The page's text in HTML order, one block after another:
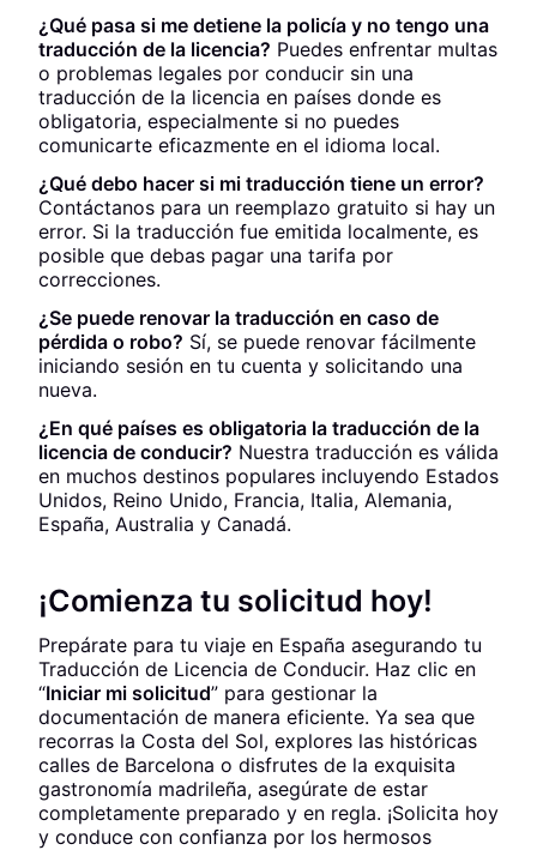
¿Qué pasa si me detiene la policía y no tengo una
traducción de la licencia? Puedes enfrentar multas
o problemas legales por conducir sin una
traducción de la licencia en países donde es
obligatoria, especialmente si no puedes
comunicarte eficazmente en el idioma local.
¿Qué debo hacer si mi traducción tiene un error?
Contáctanos para un reemplazo gratuito si hay un
error. Si la traducción fue emitida localmente, es
posible que debas pagar una tarifa por
correcciones.
¿Se puede renovar la traducción en caso de
pérdida o robo? Sí, se puede renovar fácilmente
iniciando sesión en tu cuenta y solicitando una
nueva.
¿En qué países es obligatoria la traducción de la
licencia de conducir? Nuestra traducción es válida
en muchos destinos populares incluyendo Estados
Unidos, Reino Unido, Francia, Italia, Alemania,
España, Australia y Canadá.
¡Comienza tu solicitud hoy!
Prepárate para tu viaje en España asegurando tu
Traducción de Licencia de Conducir. Haz clic en
“Iniciar mi solicitud” para gestionar la
documentación de manera eficiente. Ya sea que
recorras la Costa del Sol, explores las históricas
calles de Barcelona o disfrutes de la exquisita
gastronomía madrileña, asegúrate de estar
completamente preparado y en regla. ¡Solicita hoy
y conduce con confianza por los hermosos